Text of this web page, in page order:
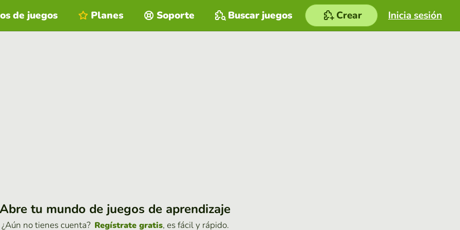
Inicia sesión
de juegos Planes Soporte Buscar juegos Crear
Abre tu mundo de juegos de aprendizaje
¿Aún no tienes cuenta? Regístrate gratis, es fácil y rápido.